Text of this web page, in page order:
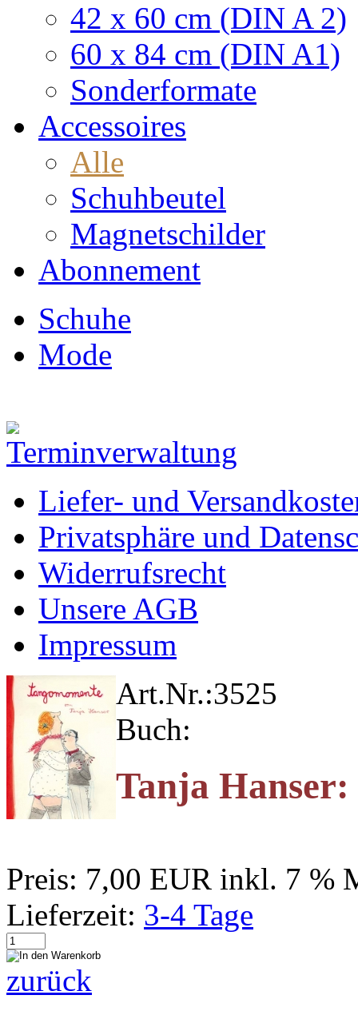
42 x 60 cm (DIN A 2)
60 x 84 cm (DIN A1)
Sonderformate
Accessoires
Alle
Schuhbeutel
Magnetschilder
Abonnement
Schuhe
Mode
Liefer- und
Privatsphäre und
Widerrufsrecht
Unsere AGB
Impressum
Art.Nr.:3525
Buch:
Tanja Hanser:
Preis: 7,00 EUR inkl. 7 %
Lieferzeit: 3-4 Tage
zurück